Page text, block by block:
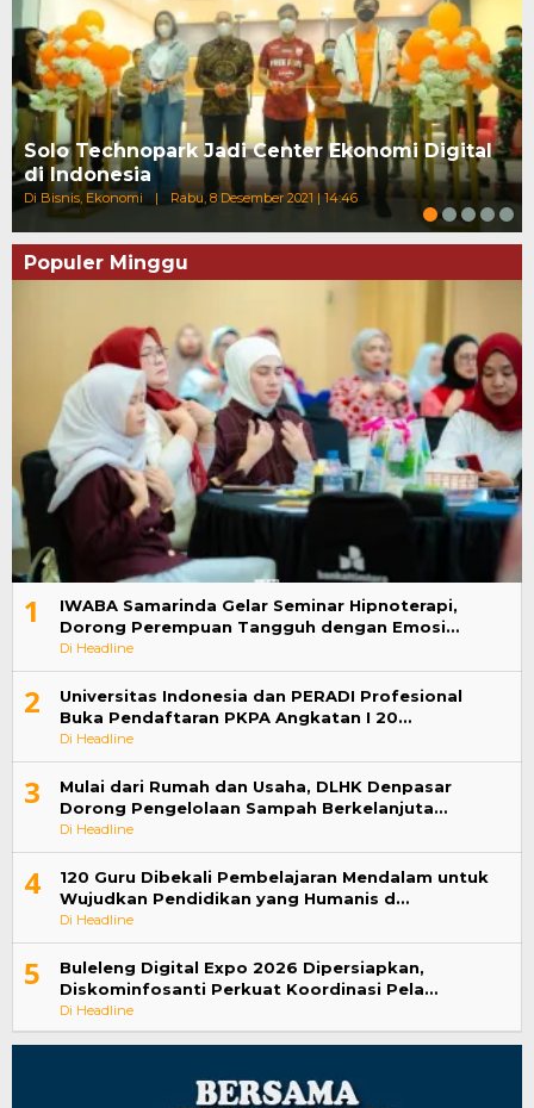
Solo Technopark Jadi Center Ekonomi Digital
di Indonesia
Di Bisnis, Ekonomi | Rabu, 8 Desember 2021 | 14:46
Populer Minggu
1
IWABA Samarinda Gelar Seminar Hipnoterapi,
Dorong Perempuan Tangguh dengan Emosi…
Di Headline
2
Universitas Indonesia dan PERADI Profesional
Buka Pendaftaran PKPA Angkatan I 20…
Di Headline
3
Mulai dari Rumah dan Usaha, DLHK Denpasar
Dorong Pengelolaan Sampah Berkelanjuta…
Di Headline
4
120 Guru Dibekali Pembelajaran Mendalam untuk
Wujudkan Pendidikan yang Humanis d…
Di Headline
5
Buleleng Digital Expo 2026 Dipersiapkan,
Diskominfosanti Perkuat Koordinasi Pela…
Di Headline